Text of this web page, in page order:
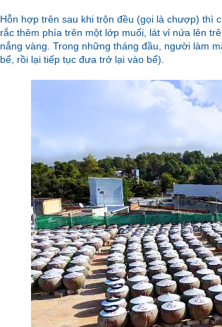
Hỗn hợp trên sau khi trộn đều (gọi là chượp) thì
rắc thêm phía trên một lớp muối, lát vỉ nứa lên
nắng vàng. Trong những tháng đầu, người làm
bể, rồi lại tiếp tục đưa trở lại vào bể).